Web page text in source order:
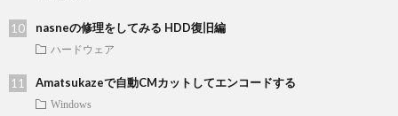
nasneの修理をしてみる HDD復旧編
ハードウェア
Amatsukazeで自動CMカットしてエンコードする
Windows